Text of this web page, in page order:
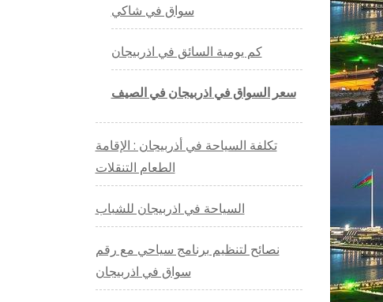
سواق في شاكي
كم يومية السائق في اذربيجان
سعر السواق في اذربيجان في الصيف
تكلفة السياحة في أذربيجان : الإقامة
الطعام التنقلات
السياحة في اذربيجان للشباب
نصائح لتنظيم برنامج سياحي مع رقم
سواق في اذربيجان